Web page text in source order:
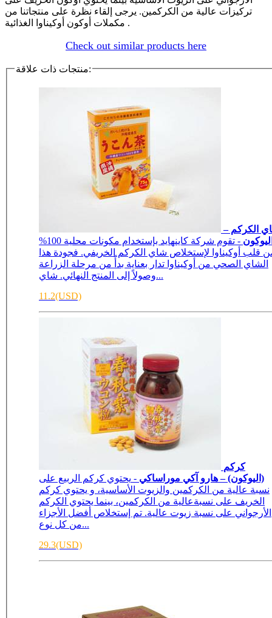
تركيزات عالية من الكركمين. يرجى إلقاء نظرة على منتجاتنا من
مكملات أوكون أوكيناوا الغذائية .
Check out similar products here
منتجات ذات علاقة:
الكركم –
- تقوم شركة كاينهايد بإستخدام مكونات محلية 100%
قلب أوكيناوا لإستخلاص شاي الكركم الخريفي. فجودة هذا
الشاي الصحي من أوكيناوا تدار بعناية بدأً من مرحلة الزراعة
وصولاً إلى المنتج النهائي. شاي...
11.2(USD)
كركم
(اليوكون) – هارو آكي موراساكي
- يحتوي كركم الربيع على
نسبة عالية من الكركمين والزيوت الأساسية، و يحتوي كركم
الخريف على نسبةعالية من الكركمين، بينما يحتوي الكركم
الأرجواني على نسبة زيوت عالية. تم إستخلاص أفضل الأجزاء
من كل نوع...
29.3(USD)